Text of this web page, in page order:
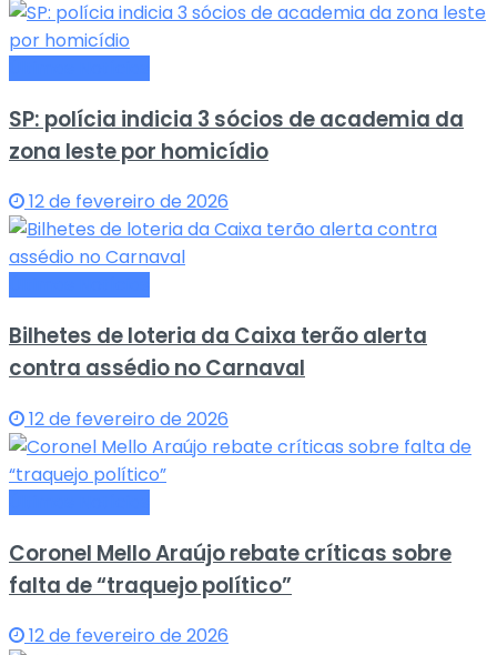
SP: polícia indicia 3 sócios de academia da
zona leste por homicídio
12 de fevereiro de 2026
Bilhetes de loteria da Caixa terão alerta
contra assédio no Carnaval
12 de fevereiro de 2026
Coronel Mello Araújo rebate críticas sobre
falta de “traquejo político”
12 de fevereiro de 2026